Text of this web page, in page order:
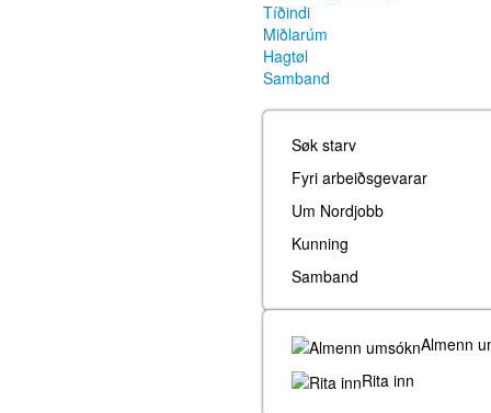
Tíðindi
Miðlarúm
Hagtøl
Samband
Søk starv
Fyri arbeiðsgevarar
Um Nordjobb
Kunning
Samband
Almenn
Rita inn